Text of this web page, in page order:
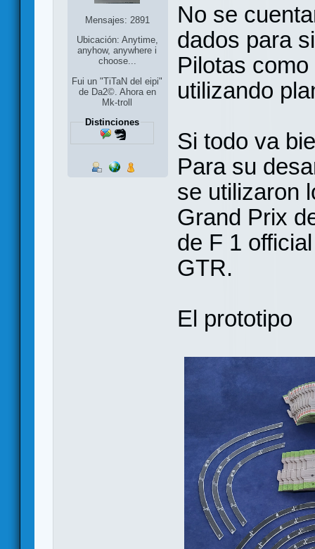
Mensajes: 2891
Ubicación: Anytime,
anyhow, anywhere i
choose...
Fui un "TiTaN del eipi"
de Da2©. Ahora en
Mk-troll
Distinciones
No se
dados para
Pilotas
utilizando
Si todo va
Para su
se utilizaron
Grand Prix
de F 1
GTR.
El prototipo